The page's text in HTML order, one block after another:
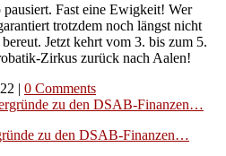
Fast eine Ewigkeit! Wer
trotzdem noch längst nicht
Jetzt kehrt vom 3. bis zum 5.
Zirkus zurück nach Aalen!
| 0 Comments
zu den DSAB-Finanzen…